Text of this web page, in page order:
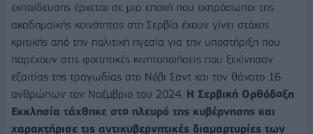
εκπαίδευσης έρχεται σε μια εποχή που εκπρόσωποι της
ακαδημαϊκής κοινότητας στη Σερβία έχουν γίνει στόχος
κριτικής από την πολιτική ηγεσία για την υποστήριξη που
παρέχουν στις φοιτητικές κινητοποιήσεις που ξεκίνησαν
εξαιτίας της τραγωδίας στο Νόβι Σαντ και τον θάνατο 16
ανθρώπων τον Νοέμβριο του 2024. Η Σερβική Ορθόδοξη
Εκκλησία τάχθηκε στο πλευρό της κυβέρνησης και
χαρακτήρισε τις αντικυβερνητικές διαμαρτυρίες των